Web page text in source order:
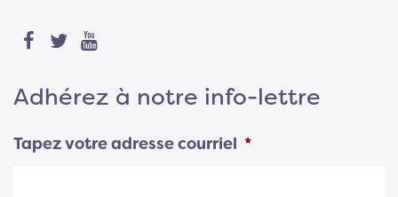
Adhérez à notre info-lettre
Tapez votre adresse courriel *